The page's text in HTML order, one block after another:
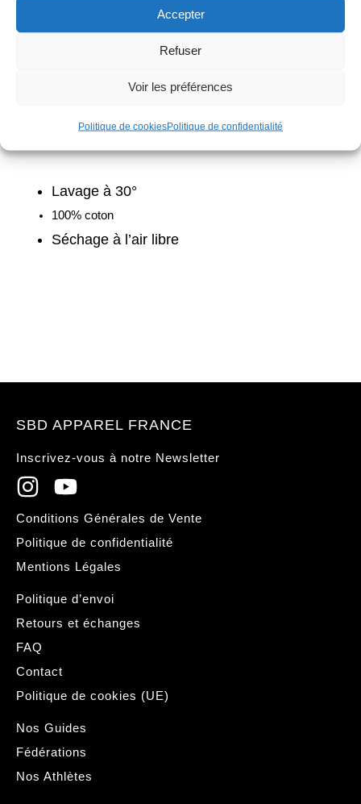
Accepter
Refuser
Voir les préférences
Politique de cookiesPolitique de confidentialité
Lavage à 30°
100% coton
Séchage à l’air libre
SBD APPAREL FRANCE
Inscrivez-vous à notre Newsletter
Conditions Générales de Vente
Politique de confidentialité
Mentions Légales
Politique d’envoi
Retours et échanges
FAQ
Contact
Politique de cookies (UE)
Nos Guides
Fédérations
Nos Athlètes